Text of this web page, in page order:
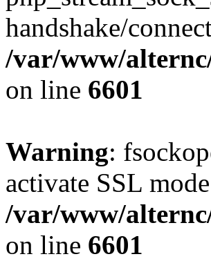
handshake/
/var/www/
on line 6601
Warning:
activate SSL
/var/www/
on line 6601